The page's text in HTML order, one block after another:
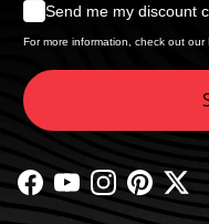
Send me my discount
For more information, check out our
Facebook
YouTubeInstagram
Pinterest